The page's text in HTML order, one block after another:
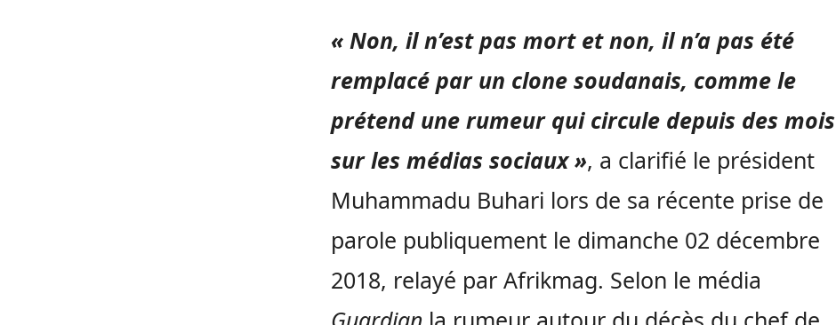
« Non, il n’est pas mort et non, il n’a pas été
remplacé par un clone soudanais, comme le
prétend une rumeur qui circule depuis des mois
sur les médias sociaux », a clarifié le président
Muhammadu Buhari lors de sa récente prise de
parole publiquement le dimanche 02 décembre
2018, relayé par Afrikmag. Selon le média